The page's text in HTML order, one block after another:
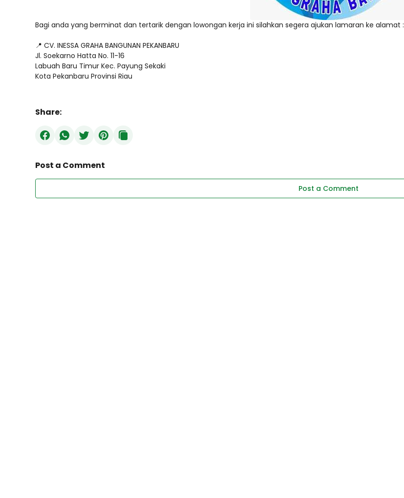
Bagi anda yang berminat dan tertarik dengan lowongan kerja ini silahkan segera ajukan lamaran ke alamat :
📍 CV. INESSA GRAHA BANGUNAN PEKANBARU
Jl. Soekarno Hatta No. 11-16
Labuah Baru Timur Kec. Payung Sekaki
Kota Pekanbaru Provinsi Riau
Share:
Post a Comment
Post a Comment